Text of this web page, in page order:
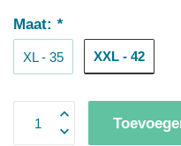
Maat: *
XL - 35 XXL - 42